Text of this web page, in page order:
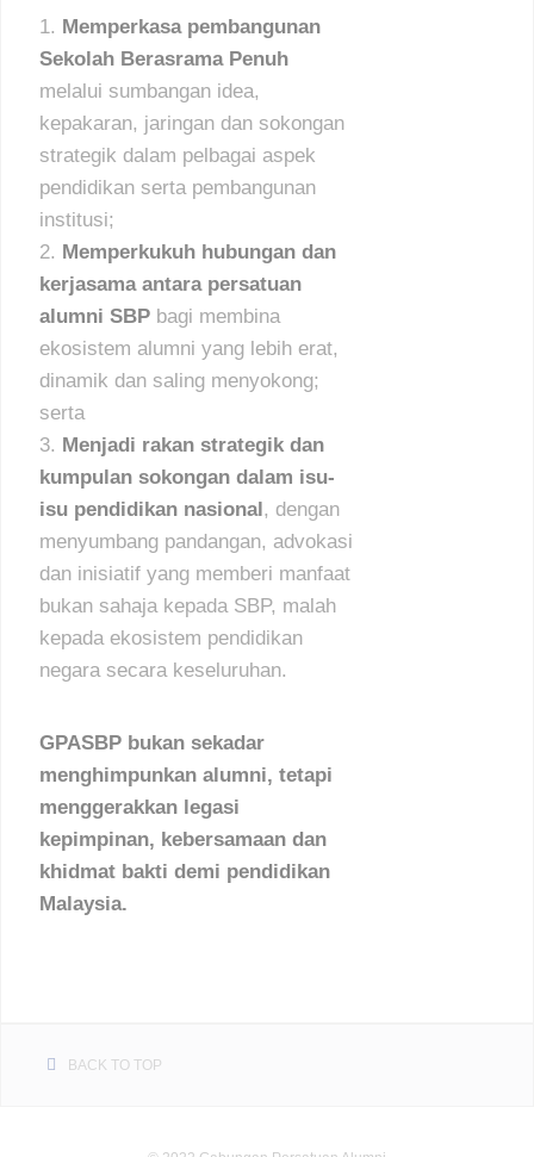
Memperkasa pembangunan
Sekolah Berasrama Penuh
melalui sumbangan idea,
kepakaran, jaringan dan sokongan
strategik dalam pelbagai aspek
pendidikan serta pembangunan
institusi;
Memperkukuh hubungan dan
kerjasama antara persatuan
alumni SBP bagi membina
ekosistem alumni yang lebih erat,
dinamik dan saling menyokong;
serta
Menjadi rakan strategik dan
kumpulan sokongan dalam isu-
isu pendidikan nasional, dengan
menyumbang pandangan, advokasi
dan inisiatif yang memberi manfaat
bukan sahaja kepada SBP, malah
kepada ekosistem pendidikan
negara secara keseluruhan.
GPASBP bukan sekadar
menghimpunkan alumni, tetapi
menggerakkan legasi
kepimpinan, kebersamaan dan
khidmat bakti demi pendidikan
Malaysia.
BACK TO TOP